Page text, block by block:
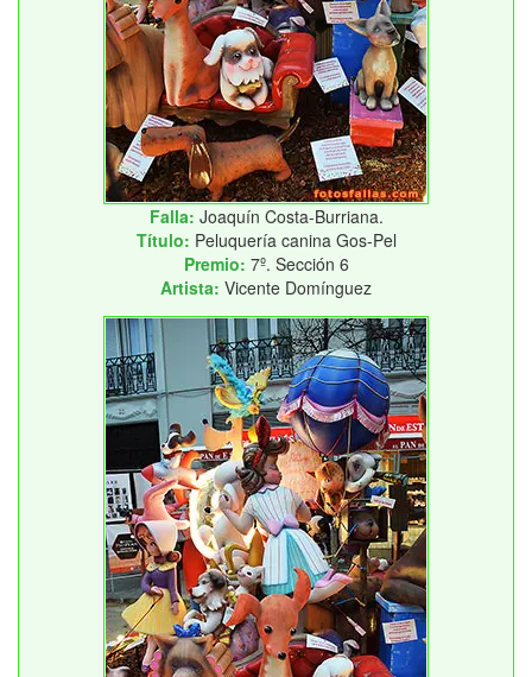
Falla: Joaquín Costa-Burriana.
Título: Peluquería canina Gos-Pel
Premio: 7º. Sección 6
Artista: Vicente Domínguez